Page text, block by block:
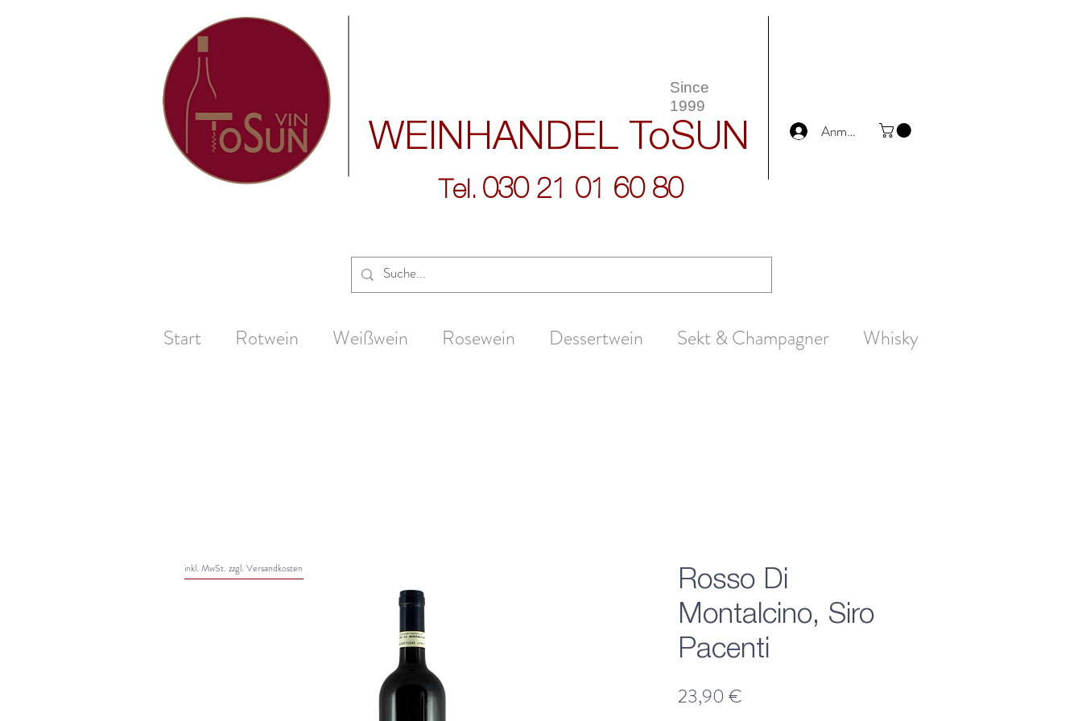
WEINHANDEL ToSUN Anmelden
Since
1999
Tel. 030 21 01 60 80
Start Rotwein Weißwein Rosewein Dessertwein Sekt & Champagner Whisky
Rosso Di
Montalcino, Siro
Pacenti
23,90 €
inkl. MwSt. zzgl. Versandkosten